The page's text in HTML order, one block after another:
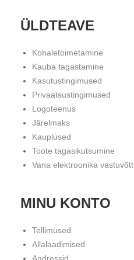
ÜLDTEAVE
Kohaletoimetamine
Kauba tagastamine
Kasutustingimused
Privaatsustingimused
Logoteenus
Järelmaks
Kauplused
Toote tagasikutsumine
Vana elektroonika vastuvõtt
MINU KONTO
Tellimused
Allalaadimised